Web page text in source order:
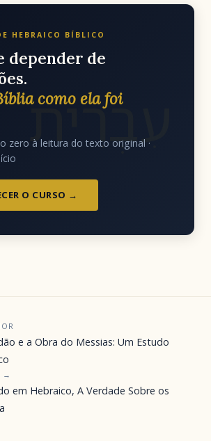
עִבְרִית
HEBRAICO BÍBLICO
depender de
como ela foi
zero à leitura do texto original ·
O CURSO →
e a Obra do Messias: Um Estudo
→
em Hebraico, A Verdade Sobre os